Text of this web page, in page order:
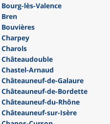
lès-Valence
Arnaud
de-Galaure
de-Bordette
du-Rhône
sur-Isère